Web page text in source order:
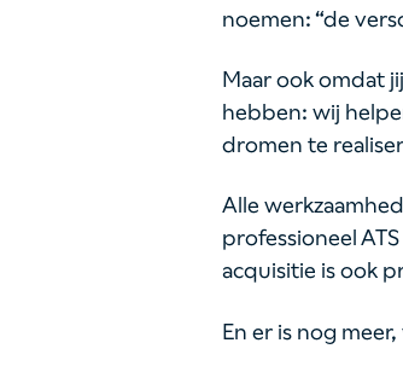
noemen: “de
Maar ook omdat
hebben: wij
dromen te
Alle
professioneel
acquisitie is ook
En er is nog